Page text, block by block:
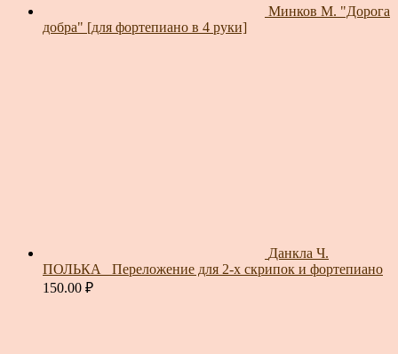
Минков М. "Дорога
добра" [для фортепиано в 4 руки]
Данкла Ч.
ПОЛЬКА_ Переложение для 2-х скрипок и фортепиано
150.00 ₽